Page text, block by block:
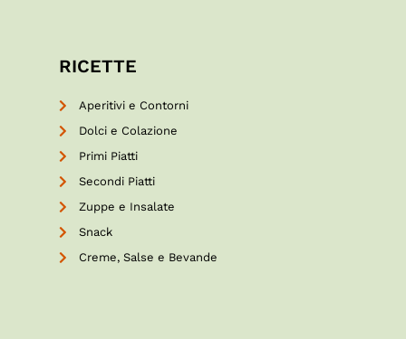
RICETTE
Aperitivi e Contorni
Dolci e Colazione
Primi Piatti
Secondi Piatti
Zuppe e Insalate
Snack
Creme, Salse e Bevande